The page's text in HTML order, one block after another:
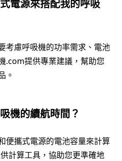
電源來搭配我的呼吸
考慮呼吸機的功率需求、電池
.com提供專業建議，幫助您
。
機的續航時間？
便攜式電源的電池容量來計算
計算工具，協助您更準確地